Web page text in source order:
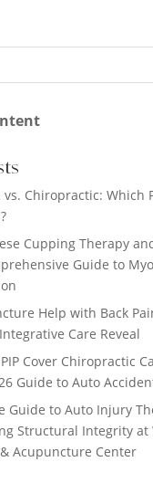
Chiropractic: Which
Cupping Therapy
Guide to
Help with Back
Care Reveal
Cover Chiropractic
Guide to Auto
Guide to Auto Injury
Structural Integrity at
Acupuncture Center